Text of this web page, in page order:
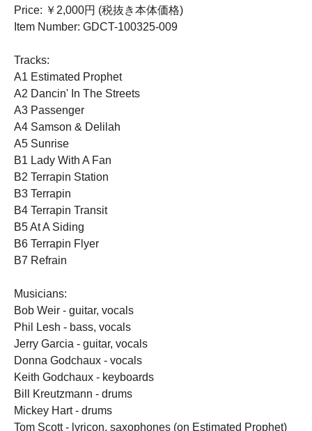
Price: ￥2,000円 (税抜き本体価格)
Item Number: GDCT-100325-009
Tracks:
A1 Estimated Prophet
A2 Dancin' In The Streets
A3 Passenger
A4 Samson & Delilah
A5 Sunrise
B1 Lady With A Fan
B2 Terrapin Station
B3 Terrapin
B4 Terrapin Transit
B5 At A Siding
B6 Terrapin Flyer
B7 Refrain
Musicians:
Bob Weir - guitar, vocals
Phil Lesh - bass, vocals
Jerry Garcia - guitar, vocals
Donna Godchaux - vocals
Keith Godchaux - keyboards
Bill Kreutzmann - drums
Mickey Hart - drums
Tom Scott - lyricon, saxophones (on Estimated Prophet)